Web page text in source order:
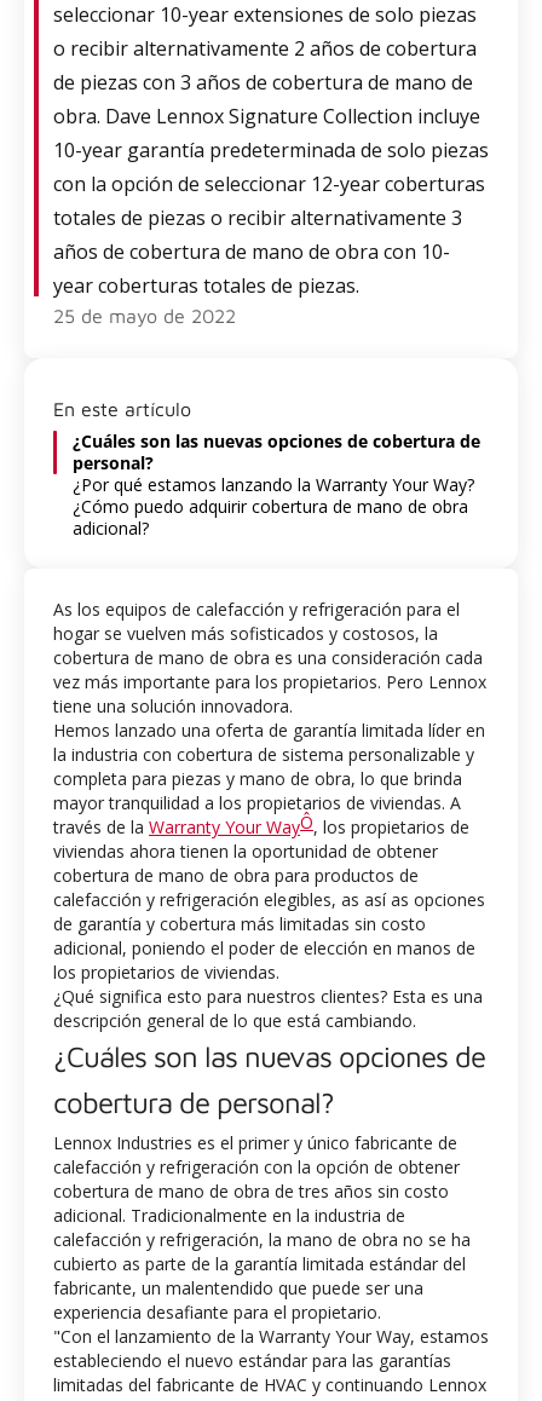
seleccionar 10-year extensiones de solo piezas
o recibir alternativamente 2 años de cobertura
de piezas con 3 años de cobertura de mano de
obra. Dave Lennox Signature Collection incluye
10-year garantía predeterminada de solo piezas
con la opción de seleccionar 12-year coberturas
totales de piezas o recibir alternativamente 3
años de cobertura de mano de obra con 10-
year coberturas totales de piezas.
25 de mayo de 2022
En este artículo
¿Cuáles son las nuevas opciones de cobertura de
personal?
¿Por qué estamos lanzando la Warranty Your Way?
¿Cómo puedo adquirir cobertura de mano de obra
adicional?
As los equipos de calefacción y refrigeración para el
hogar se vuelven más sofisticados y costosos, la
cobertura de mano de obra es una consideración cada
vez más importante para los propietarios. Pero Lennox
tiene una solución innovadora.
Hemos lanzado una oferta de garantía limitada líder en
la industria con cobertura de sistema personalizable y
completa para piezas y mano de obra, lo que brinda
mayor tranquilidad a los propietarios de viviendas. A
través de la Warranty Your WayÔ, los propietarios de
viviendas ahora tienen la oportunidad de obtener
cobertura de mano de obra para productos de
calefacción y refrigeración elegibles, as así as opciones
de garantía y cobertura más limitadas sin costo
adicional, poniendo el poder de elección en manos de
los propietarios de viviendas.
¿Qué significa esto para nuestros clientes? Esta es una
descripción general de lo que está cambiando.
¿Cuáles son las nuevas opciones de
cobertura de personal?
Lennox Industries es el primer y único fabricante de
calefacción y refrigeración con la opción de obtener
cobertura de mano de obra de tres años sin costo
adicional. Tradicionalmente en la industria de
calefacción y refrigeración, la mano de obra no se ha
cubierto as parte de la garantía limitada estándar del
fabricante, un malentendido que puede ser una
experiencia desafiante para el propietario.
"Con el lanzamiento de la Warranty Your Way, estamos
estableciendo el nuevo estándar para las garantías
limitadas del fabricante de HVAC y continuando Lennox